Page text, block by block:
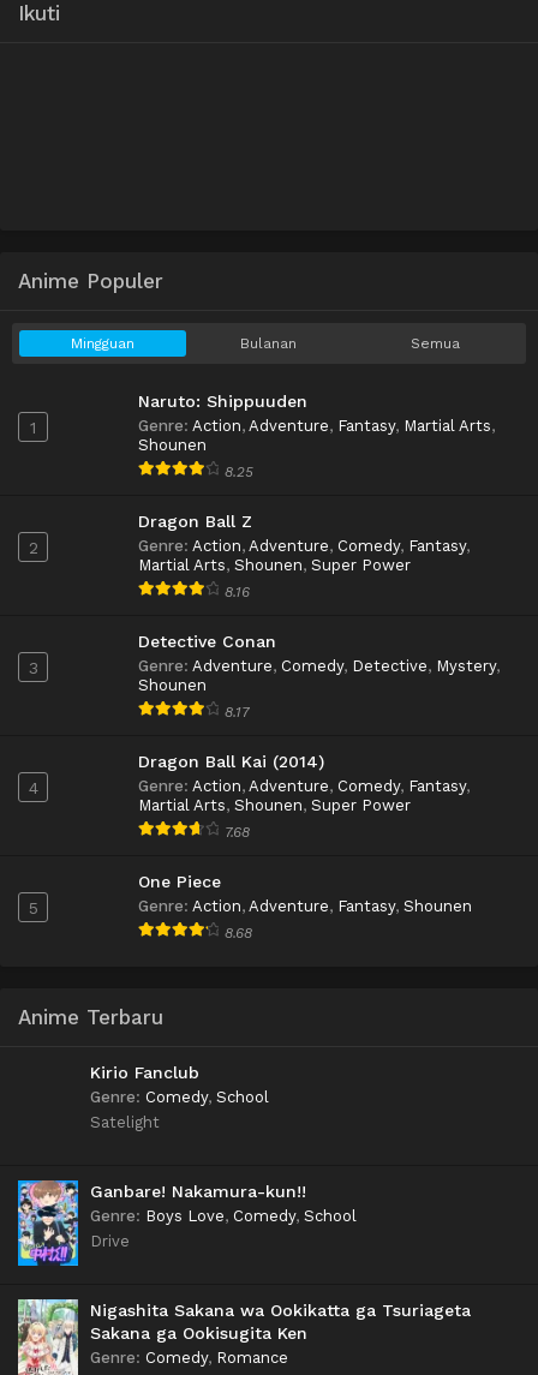
Ikuti
Anime Populer
Mingguan Bulanan Semua
1
Naruto: Shippuuden
Genre: Action, Adventure, Fantasy, Martial Arts,
Shounen
8.25
2
Dragon Ball Z
Genre: Action, Adventure, Comedy, Fantasy,
Martial Arts, Shounen, Super Power
8.16
3
Detective Conan
Genre: Adventure, Comedy, Detective, Mystery,
Shounen
8.17
4
Dragon Ball Kai (2014)
Genre: Action, Adventure, Comedy, Fantasy,
Martial Arts, Shounen, Super Power
7.68
5
One Piece
Genre: Action, Adventure, Fantasy, Shounen
8.68
Anime Terbaru
Kirio Fanclub
Genre: Comedy, School
Satelight
Ganbare! Nakamura-kun!!
Genre: Boys Love, Comedy, School
Drive
Nigashita Sakana wa Ookikatta ga Tsuriageta
Sakana ga Ookisugita Ken
Genre: Comedy, Romance